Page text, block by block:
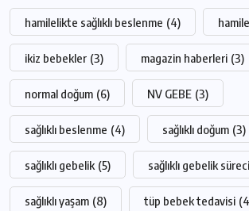
hamilelikte sağlıklı beslenme (4)
ikiz bebekler (3) magazin haberleri (3)
normal doğum (6) NV GEBE (3)
sağlıklı beslenme (4) sağlıklı doğum (3)
sağlıklı gebelik (5) sağlıklı gebelik süreci
sağlıklı yaşam (8) tüp bebek tedavisi